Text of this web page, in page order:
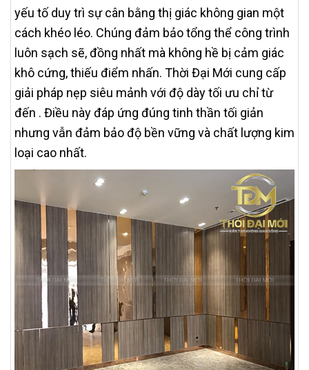
yếu tố duy trì sự cân bằng thị giác không gian một
cách khéo léo. Chúng đảm bảo tổng thể công trình
luôn sạch sẽ, đồng nhất mà không hề bị cảm giác
khô cứng, thiếu điểm nhấn. Thời Đại Mới cung cấp
giải pháp nẹp siêu mảnh với độ dày tối ưu chỉ từ
đến . Điều này đáp ứng đúng tinh thần tối giản
nhưng vẫn đảm bảo độ bền vững và chất lượng kim
loại cao nhất.